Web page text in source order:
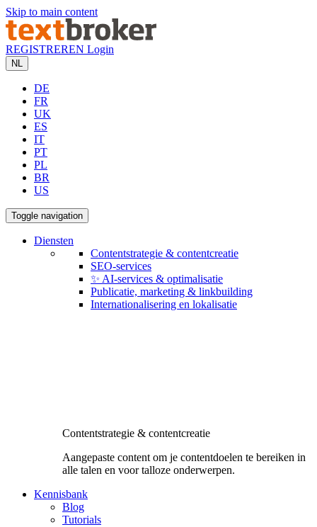
Skip to main content
REGISTREREN Login
NL
DE
FR
UK
ES
IT
PT
PL
BR
US
Toggle navigation
Diensten
Contentstrategie & contentcreatie
SEO-services
✨ AI-services & optimalisatie
Publicatie, marketing & linkbuilding
Internationalisering en lokalisatie
Contentstrategie & contentcreatie
Aangepaste content om je contentdoelen te bereiken in
alle talen en voor talloze onderwerpen.
Kennisbank
Blog
Tutorials